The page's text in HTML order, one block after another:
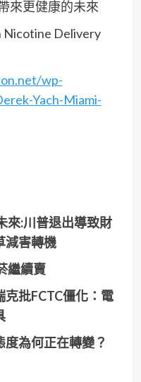
來更健康的未來
Nicotine Delivery
wp-
Yach-Miami-
來:川普退出導致財
減害轉機
繼續賣
批FCTC僵化：電
為何正在轉變？